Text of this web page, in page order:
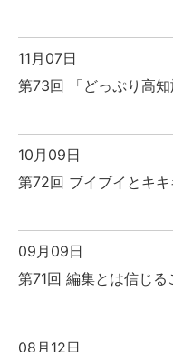
11月07日
第73回 「どっぷり高知
10月09日
第72回 ブイブイとキキ
09月09日
第71回 編集とは信じる
08月12日